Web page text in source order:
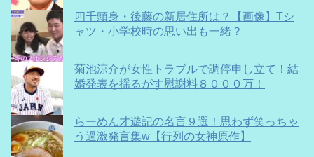
四千頭身・後藤の新居住所は？【画像】Tシ
ャツ・小学校時の思い出も一緒？
菊池涼介が女性トラブルで調停申し立て！結
婚発表を揺るがす慰謝料８０００万！
らーめん才遊記の名言９選！思わず笑っちゃ
う過激発言集w【行列の女神原作】